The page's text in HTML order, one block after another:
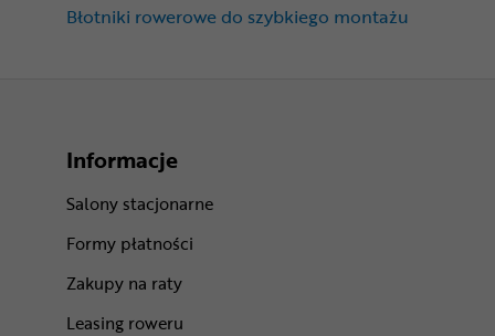
Błotniki rowerowe do szybkiego montażu
Informacje
Salony stacjonarne
Formy płatności
Zakupy na raty
Leasing roweru